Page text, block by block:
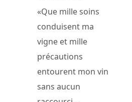
«Que mille soins
conduisent ma
vigne et mille
précautions
entourent mon vin
sans aucun